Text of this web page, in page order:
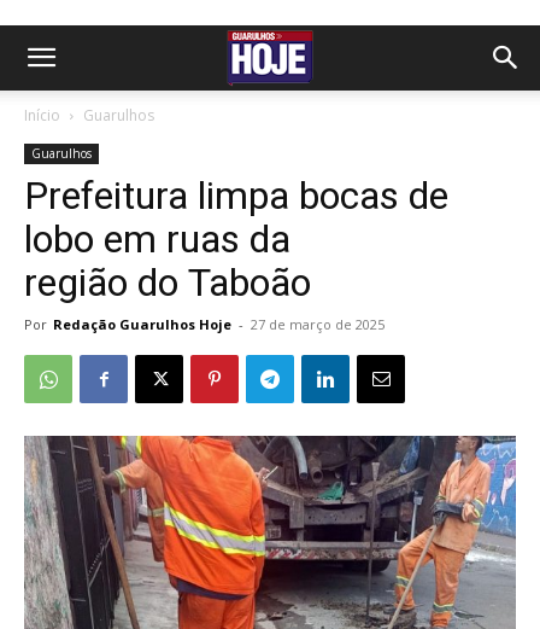
Início Guarulhos
Guarulhos
Prefeitura limpa bocas de
lobo em ruas da
região do Taboão
Por Redação Guarulhos Hoje - 27 de março de 2025